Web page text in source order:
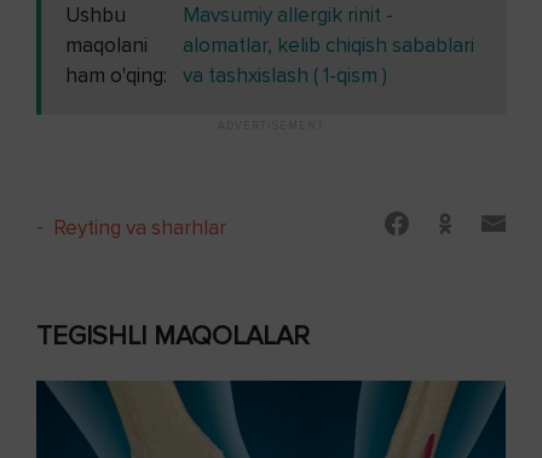
Ushbu
maqolani
ham o'qing:
Mavsumiy allergik rinit -
alomatlar, kelib chiqish sabablari
va tashxislash ( 1-qism )
- Reyting va sharhlar
TEGISHLI MAQOLALAR